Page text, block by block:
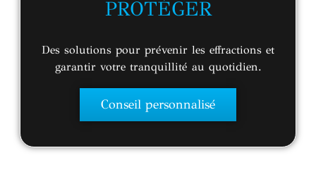
PROTÉGER
Des solutions pour prévenir les effractions et
garantir votre tranquillité au quotidien.
Conseil personnalisé